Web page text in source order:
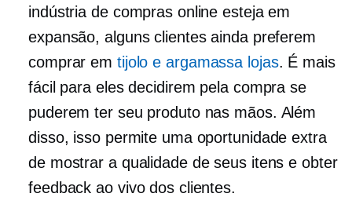
indústria de compras online esteja em
expansão, alguns clientes ainda preferem
comprar em tijolo e argamassa lojas. É mais
fácil para eles decidirem pela compra se
puderem ter seu produto nas mãos. Além
disso, isso permite uma oportunidade extra
de mostrar a qualidade de seus itens e obter
feedback ao vivo dos clientes.